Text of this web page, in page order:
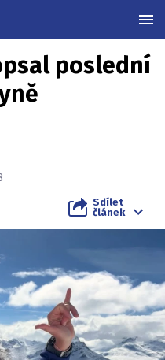
poslední
Sdílet
článek